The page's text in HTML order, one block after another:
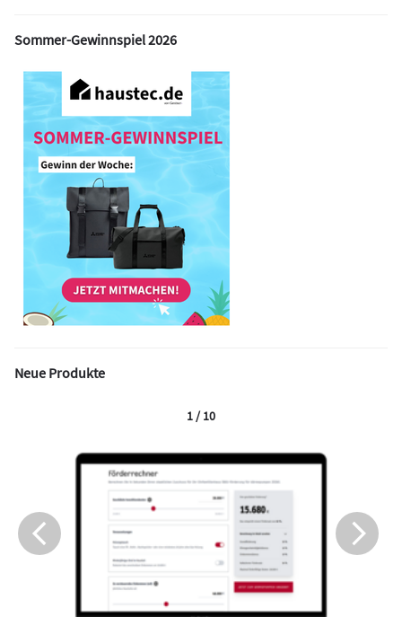
Sommer-Gewinnspiel 2026
Neue Produkte
1 / 10